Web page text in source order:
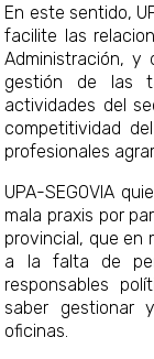
En este sentido,
facilite las
Administración, y
gestión de las
actividades del
competitividad
profesionales
UPA-SEGOVIA
mala praxis por
provincial, que en
a la falta de
responsables
saber gestionar
oficinas.